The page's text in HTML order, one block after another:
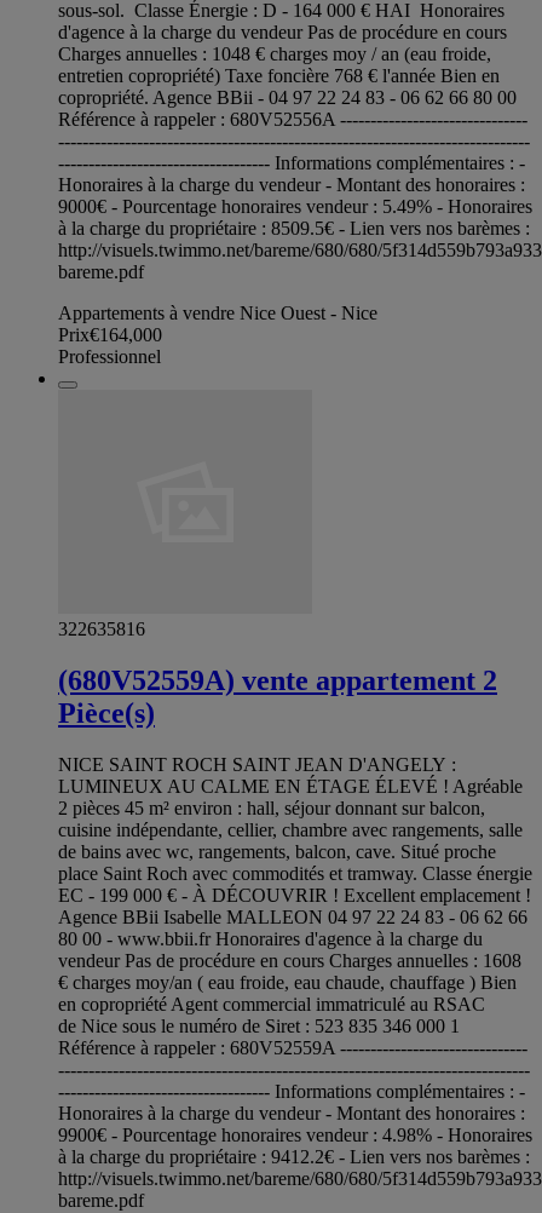
sous-sol. Classe Énergie : D - 164 000 € HAI Honoraires
d'agence à la charge du vendeur Pas de procédure en cours
Charges annuelles : 1048 € charges moy / an (eau froide,
entretien copropriété) Taxe foncière 768 € l'année Bien en
copropriété. Agence BBii - 04 97 22 24 83 - 06 62 66 80 00
Référence à rappeler : 680V52556A -------------------------------
------------------------------------------------------------------------------
----------------------------------- Informations complémentaires : -
Honoraires à la charge du vendeur - Montant des honoraires :
9000€ - Pourcentage honoraires vendeur : 5.49% - Honoraires
à la charge du propriétaire : 8509.5€ - Lien vers nos barèmes :
http://visuels.twimmo.net/bareme/680/680/
bareme.pdf
Appartements à vendre Nice Ouest - Nice
Prix€164,000
Professionnel
322635816
(680V52559A) vente appartement 2
Pièce(s)
NICE SAINT ROCH SAINT JEAN D'ANGELY :
LUMINEUX AU CALME EN ÉTAGE ÉLEVÉ ! Agréable
2 pièces 45 m² environ : hall, séjour donnant sur balcon,
cuisine indépendante, cellier, chambre avec rangements, salle
de bains avec wc, rangements, balcon, cave. Situé proche
place Saint Roch avec commodités et tramway. Classe énergie
EC - 199 000 € - À DÉCOUVRIR ! Excellent emplacement !
Agence BBii Isabelle MALLEON 04 97 22 24 83 - 06 62 66
80 00 - www.bbii.fr Honoraires d'agence à la charge du
vendeur Pas de procédure en cours Charges annuelles : 1608
€ charges moy/an ( eau froide, eau chaude, chauffage ) Bien
en copropriété Agent commercial immatriculé au RSAC
de Nice sous le numéro de Siret : 523 835 346 000 1
Référence à rappeler : 680V52559A -------------------------------
------------------------------------------------------------------------------
----------------------------------- Informations complémentaires : -
Honoraires à la charge du vendeur - Montant des honoraires :
9900€ - Pourcentage honoraires vendeur : 4.98% - Honoraires
à la charge du propriétaire : 9412.2€ - Lien vers nos barèmes :
http://visuels.twimmo.net/bareme/680/680/
bareme.pdf